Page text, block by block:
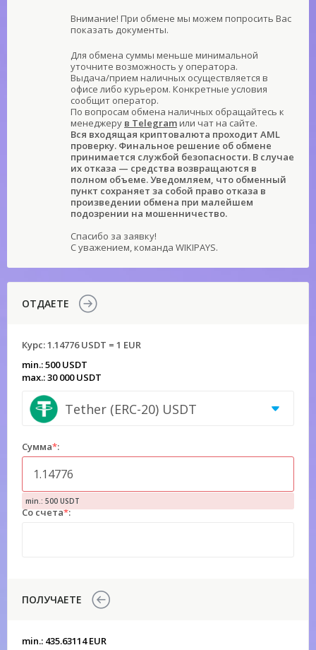
Внимание! При обмене мы можем попросить Вас
показать документы.
Для обмена суммы меньше минимальной
уточните возможность у оператора.
Выдача/прием наличных осуществляется в
офисе либо курьером. Конкретные условия
сообщит оператор.
По вопросам обмена наличных обращайтесь к
менеджеру в Telegram или чат на сайте.
Вся входящая криптовалюта проходит AML
проверку. Финальное решение об обмене
принимается службой безопасности. В случае
их отказа — средства возвращаются в
полном объеме. Уведомляем, что обменный
пункт сохраняет за собой право отказа в
произведении обмена при малейшем
подозрении на мошенничество.
Спасибо за заявку!
С уважением, команда WIKIPAYS.
ОТДАЕТЕ
Курс:1.14776 USDT = 1 EUR
min.: 500 USDT
max.: 30 000 USDT
Tether (ERC-20) USDT
Сумма*:
min.: 500 USDT
Со счета*:
ПОЛУЧАЕТЕ
min.: 435.63114 EUR